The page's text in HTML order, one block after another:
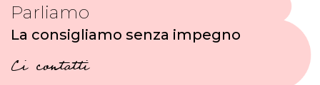
Parliamo
La consigliamo senza impegno
Ci contatti